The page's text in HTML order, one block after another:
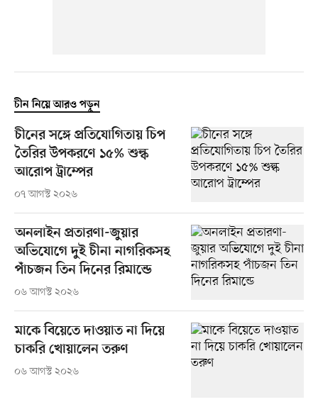
চীন নিয়ে আরও পড়ুন
চীনের সঙ্গে প্রতিযোগিতায় চিপ
তৈরির উপকরণে ১৫% শুল্ক
আরোপ ট্রাম্পের
০৭ আগস্ট ২০২৬
অনলাইন প্রতারণা-জুয়ার
অভিযোগে দুই চীনা নাগরিকসহ
পাঁচজন তিন দিনের রিমান্ডে
০৬ আগস্ট ২০২৬
মাকে বিয়েতে দাওয়াত না দিয়ে
চাকরি খোয়ালেন তরুণ
০৬ আগস্ট ২০২৬